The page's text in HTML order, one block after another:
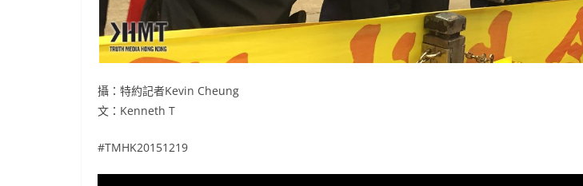
攝：特約記者Kevin Cheung
文：Kenneth T
#TMHK20151219